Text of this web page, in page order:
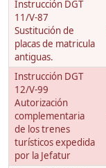
Instrucción DGT
11/V-87
Sustitución de
placas de matricula
antiguas.
Instrucción DGT
12/V-99
Autorización
complementaria
de los trenes
turísticos expedida
por la Jefatur